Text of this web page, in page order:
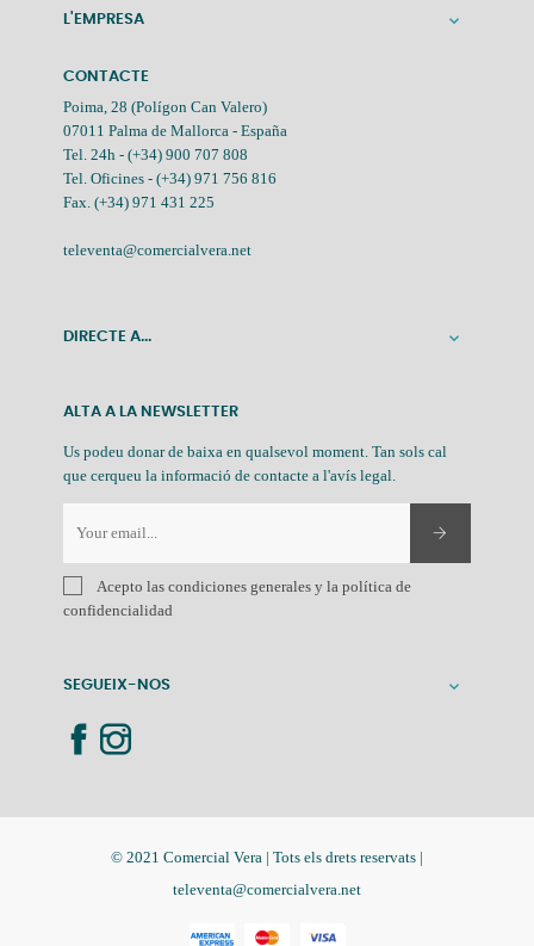
L'EMPRESA 
CONTACTE
Poima, 28 (Polígon Can Valero)
07011 Palma de Mallorca - España
Tel. 24h - (+34) 900 707 808
Tel. Oficines - (+34) 971 756 816
Fax. (+34) 971 431 225
televenta@comercialvera.net
DIRECTE A... 
ALTA A LA NEWSLETTER
Us podeu donar de baixa en qualsevol moment. Tan sols cal
que cerqueu la informació de contacte a l'avís legal.
Acepto las condiciones generales y la política de
confidencialidad
SEGUEIX-NOS 
© 2021 Comercial Vera | Tots els drets reservats |
televenta@comercialvera.net